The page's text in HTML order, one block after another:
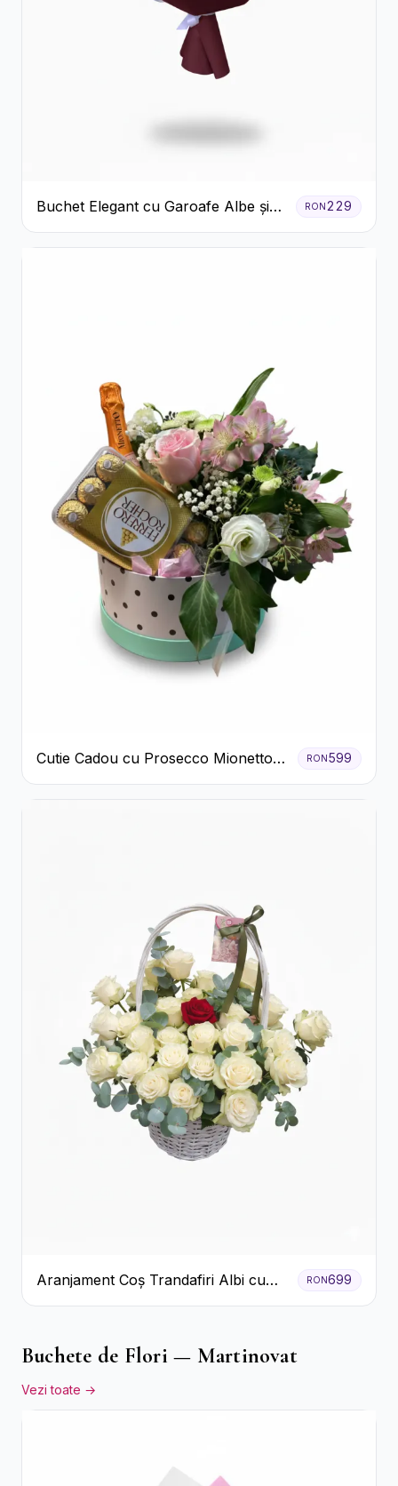
Buchet Elegant cu Garoafe Albe și
Eucalipt
RON229
Cutie Cadou cu Prosecco Mionetto
Ferrero Rocher și Flori Pastelate
RON599
Aranjament Coș Trandafiri Albi cu
Accent Roșu
RON699
Buchete de Flori — Martinovat
Vezi toate →